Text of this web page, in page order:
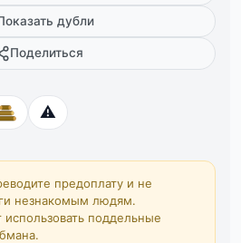
дубли
Поделиться
⚠️
предоплату и не
незнакомым людям.
поддельные